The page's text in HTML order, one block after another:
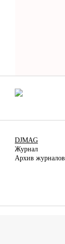
DJMAG
Журнал
Архив журналов